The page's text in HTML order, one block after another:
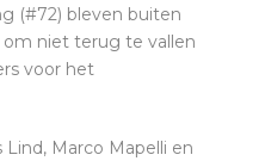
(#72) bleven buiten
niet terug te vallen
voor het
Marco Mapelli en